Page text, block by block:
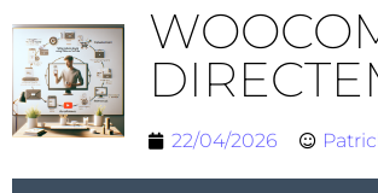
22/04/2026